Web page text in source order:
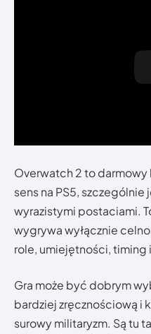
Overwatch 2 to darmowy
sens na PS5,
wyrazistymi postaciami.
wygrywa wyłącznie
role, umiejętności, timing
Gra może być dobrym
bardziej zręcznościową i
surowy militaryzm. Są tu